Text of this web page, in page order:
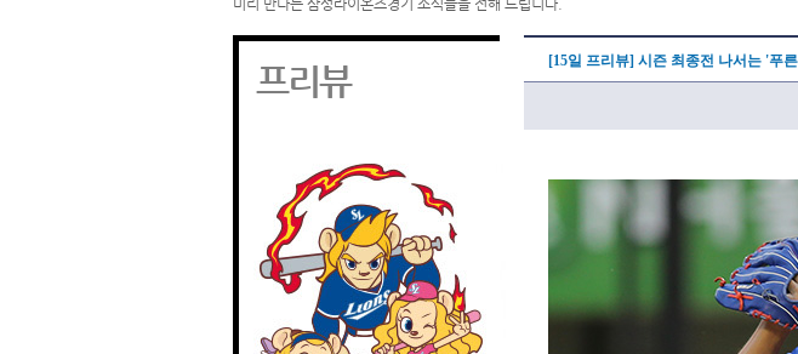
미리 만나는 삼성라이온즈경기 소식들을 전해 드립니다.
프리뷰 [15일 프리뷰] 시즌 최종전 나서는 '푸